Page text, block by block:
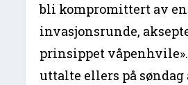
bli kompromittert av
invasjonsrunde,
prinsippet
uttalte ellers på søndag